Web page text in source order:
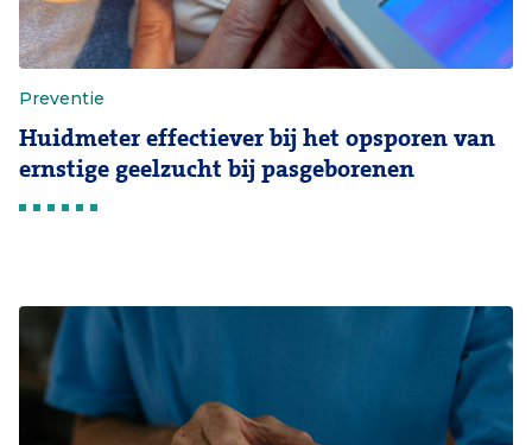
Preventie
Huidmeter effectiever bij het opsporen van
ernstige geelzucht bij pasgeborenen